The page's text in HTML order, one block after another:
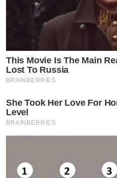
This Movie Is The Main
Lost To Russia
BRAINBERRIES
She Took Her Love For
Level
BRAINBERRIES